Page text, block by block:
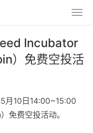
Incubator
）免费空投活
月10日14:00~15:00
免费空投活动。